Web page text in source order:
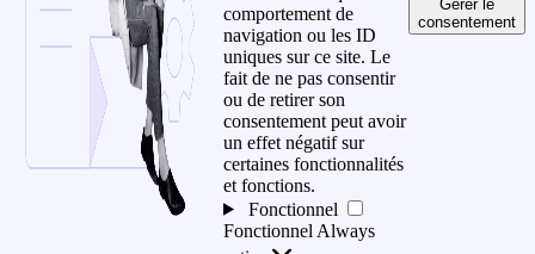
comportement de
navigation ou les ID
uniques sur ce site. Le
fait de ne pas consentir
ou de retirer son
consentement peut avoir
un effet négatif sur
certaines fonctionnalités
et fonctions.
Fonctionnel
Fonctionnel Always
Gérer le
consentement